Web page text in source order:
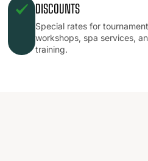
DISCOUNTS
Special rates for
workshops, spa services,
training.